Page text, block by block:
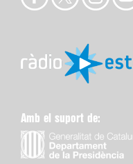
Amb el suport de: